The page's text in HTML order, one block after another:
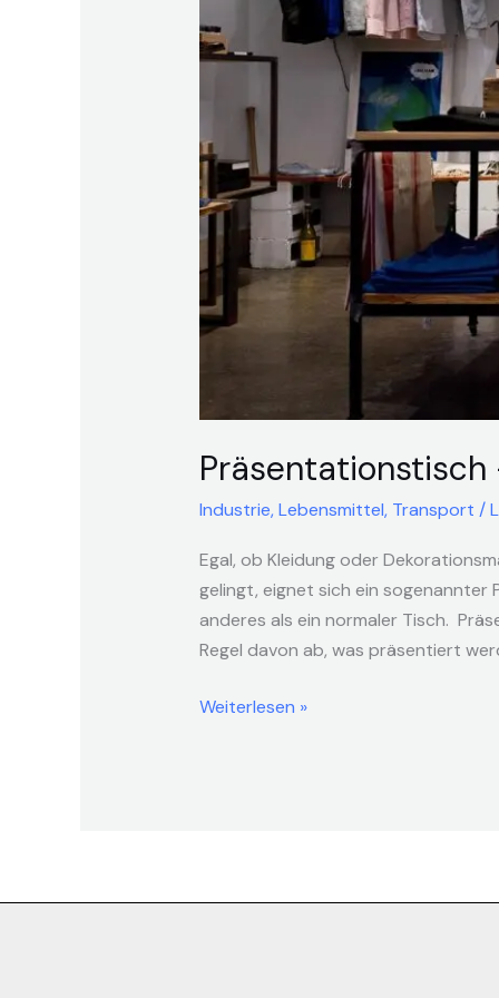
Industrie,Lebensmittel, Transport /
Egal, ob Kleidung oder
gelingt, eignet sich ein sogenannter
anderes als ein normaler Tisch.
Regel davon ab, was präsentiert
Weiterlesen »